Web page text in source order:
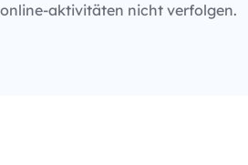
online-aktivitäten nicht verfolgen.